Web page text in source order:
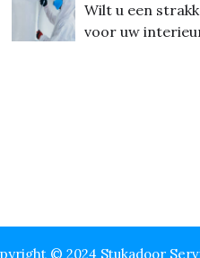
Wilt u een
voor uw
© 2024 Stukadoor